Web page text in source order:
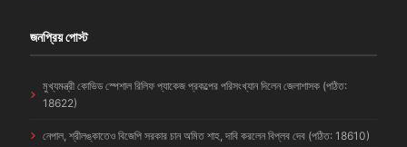
জনপ্রিয় পোস্ট
মুখ্যমন্ত্রী কোভিড স্পেশাল রিলিফ প্যাকেজ প্রকল্পের পরিসংখ্যান দিলেন জেলাশাসক (পঠিত:
18622)
নেপাল, শ্রীলঙ্কাতেও বিজেপি সরকার চান অমিত শাহ, দাবি করলেন বিপ্লব দেব (পঠিত: 18610)